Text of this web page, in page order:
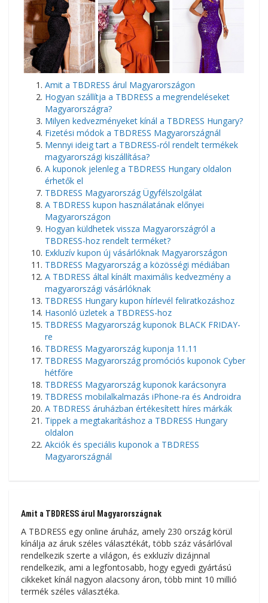
​Amit a TBDRESS árul Magyarországon
Hogyan szállítja a TBDRESS a megrendeléseket
Magyarországra?
Milyen kedvezményeket kínál a TBDRESS Hungary?
Fizetési módok a TBDRESS Magyarországnál
Mennyi ideig tart a TBDRESS-ról rendelt termékek
magyarországi kiszállítása?
A kuponok jelenleg a TBDRESS Hungary oldalon
érhetők el
TBDRESS Magyarország Ügyfélszolgálat
A TBDRESS kupon használatának előnyei
Magyarországon
Hogyan küldhetek vissza Magyarországról a
TBDRESS-hoz rendelt terméket?
Exkluzív kupon új vásárlóknak Magyarországon
TBDRESS Magyarország a közösségi médiában
A TBDRESS által kínált maximális kedvezmény a
magyarországi vásárlóknak
TBDRESS Hungary kupon hírlevél feliratkozáshoz
Hasonló üzletek a TBDRESS-hoz
TBDRESS Magyarország kuponok BLACK FRIDAY-
re
TBDRESS Magyarország kuponja 11.11
TBDRESS Magyarország promóciós kuponok Cyber
​​​​hétfőre
TBDRESS Magyarország kuponok karácsonyra
TBDRESS mobilalkalmazás iPhone-ra és Androidra
A TBDRESS áruházban értékesített híres márkák
Tippek a megtakarításhoz a TBDRESS Hungary
oldalon
Akciók és speciális kuponok a TBDRESS
Magyarországnál
Amit a TBDRESS árul Magyarországnak
A TBDRESS egy online áruház, amely 230 ország körül
kínálja az áruk széles választékát, több száz vásárlóval
rendelkezik szerte a világon, és exkluzív dizájnnal
rendelkezik, ami a legfontosabb, hogy egyedi gyártású
cikkeket kínál nagyon alacsony áron, több mint 10 millió
termék széles választéka.